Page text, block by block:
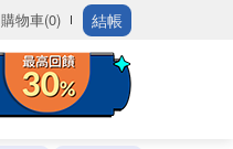
購物車(0) 結帳